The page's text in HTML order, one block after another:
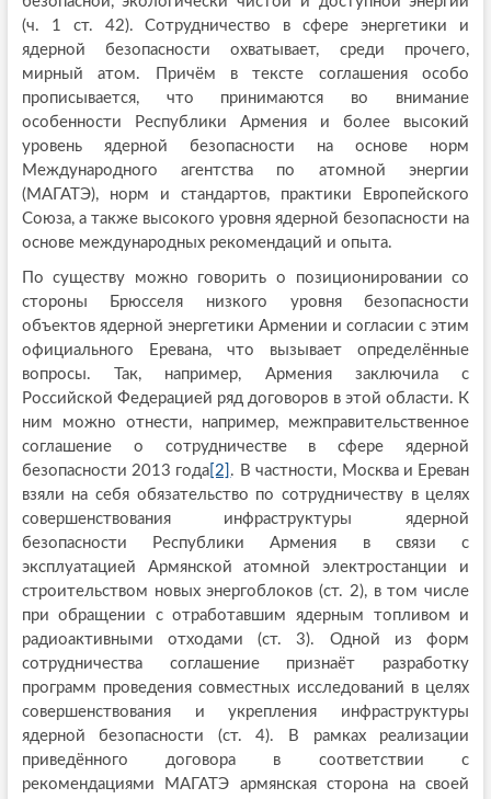
(ч. 1 ст. 42). Сотрудничество в сфере энергетики и
ядерной безопасности охватывает, среди прочего,
мирный атом. Причём в тексте соглашения особо
прописывается, что принимаются во внимание
особенности Республики Армения и более высокий
уровень ядерной безопасности на основе норм
Международного агентства по атомной энергии
(МАГАТЭ), норм и стандартов, практики Европейского
Союза, а также высокого уровня ядерной безопасности на
основе международных рекомендаций и опыта.
По существу можно говорить о позиционировании со
стороны Брюсселя низкого уровня безопасности
объектов ядерной энергетики Армении и согласии с этим
официального Еревана, что вызывает определённые
вопросы. Так, например, Армения заключила с
Российской Федерацией ряд договоров в этой области. К
ним можно отнести, например, межправительственное
соглашение о сотрудничестве в сфере ядерной
безопасности 2013 года [2] . В частности, Москва и Ереван
взяли на себя обязательство по сотрудничеству в целях
совершенствования инфраструктуры ядерной
безопасности Республики Армения в связи с
эксплуатацией Армянской атомной электростанции и
строительством новых энергоблоков (ст. 2), в том числе
при обращении с отработавшим ядерным топливом и
радиоактивными отходами (ст. 3). Одной из форм
сотрудничества соглашение признаёт разработку
программ проведения совместных исследований в целях
совершенствования и укрепления инфраструктуры
ядерной безопасности (ст. 4). В рамках реализации
приведённого договора в соответствии с
рекомендациями МАГАТЭ армянская сторона на своей